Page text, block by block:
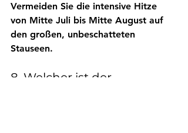
Vermeiden Sie die intensive Hitze
von Mitte Juli bis Mitte August auf
den großen, unbeschatteten
Stauseen.
8. Welcher ist der